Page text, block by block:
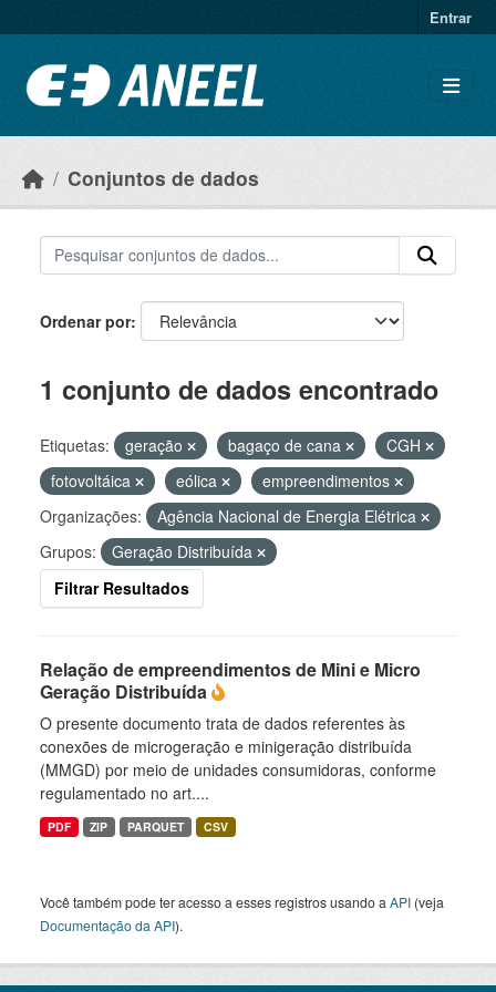
Entrar
Conjuntos de dados
Ordenar por
1 conjunto de dados encontrado
Etiquetas: geração bagaço de cana
CGH
fotovoltáica
eólica
empreendimentos
Organizações:
Agência Nacional de Energia Elétrica
Grupos:
Geração Distribuída
Filtrar Resultados
Relação de empreendimentos de Mini e Micro
Geração Distribuída
O presente documento trata de dados referentes às
conexões de microgeração e minigeração distribuída
(MMGD) por meio de unidades consumidoras, conforme
regulamentado no art....
PDF ZIP PARQUET CSV
Você também pode ter acesso a esses registros usando a API (veja
Documentação da API).